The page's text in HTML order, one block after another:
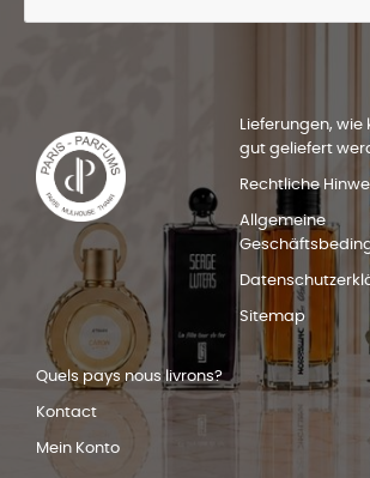
Lieferungen, wie
gut geliefert
Rechtliche
Allgemeine
Sitemap
Quels pays nous livrons?
Kontact
Mein Konto